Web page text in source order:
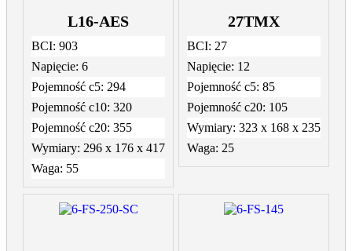
L16-AES
BCI: 903
Napięcie: 6
Pojemność c5: 294
Pojemność c10: 320
Pojemność c20: 355
Wymiary: 296 x 176 x 417
Waga: 55
27TMX
BCI: 27
Napięcie: 12
Pojemność c5: 85
Pojemność c20: 105
Wymiary: 323 x 168 x 235
Waga: 25